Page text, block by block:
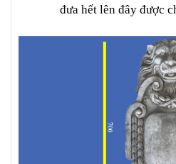
đưa hết lên đây được